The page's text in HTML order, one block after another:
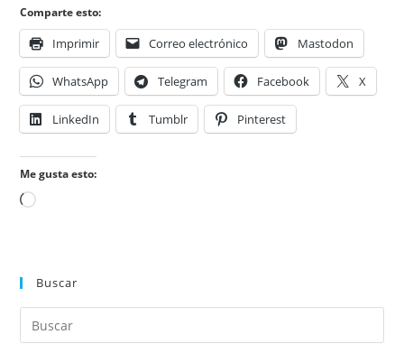
Comparte esto:
Imprimir Correo electrónico Mastodon
WhatsApp Telegram Facebook X
LinkedIn Tumblr Pinterest
Me gusta esto:
Cargando...
Buscar